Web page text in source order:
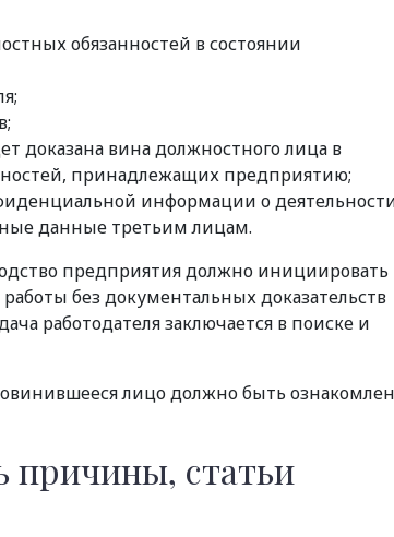
обязанностей в состоянии
доказана вина должностного лица в
принадлежащих предприятию;
информации о
данные третьим лицам.
предприятия должно инициировать
без документальных доказательств
работодателя заключается в поиске и
лицо должно быть
причины, статьи